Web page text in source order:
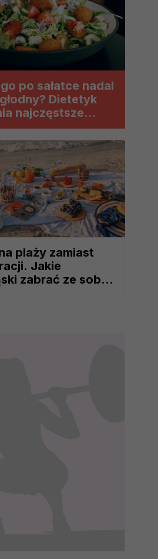
po sałatce nadal
Dietetyk
najczęstsze
plaży zamiast
Jakie
zabrać ze sobą